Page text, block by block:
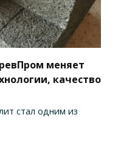
меняет
качество
стал одним из